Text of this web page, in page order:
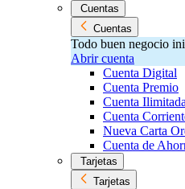
Cuentas
Cuentas
Todo buen negocio
Abrir cuenta
Cuenta Digital
Cuenta Premio
Cuenta Ilimitada
Cuenta
Nueva Carta
Cuenta de
Tarjetas
Tarjetas